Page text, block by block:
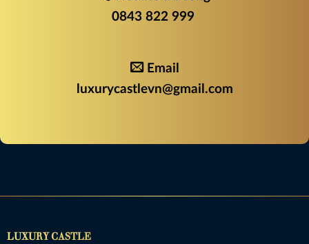
0843 822 999
Email
luxurycastlevn@gmail.com
LUXURY CASTLE